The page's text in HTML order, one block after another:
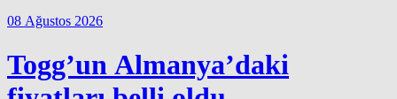
08 Ağustos 2026
Togg’un Almanya’daki